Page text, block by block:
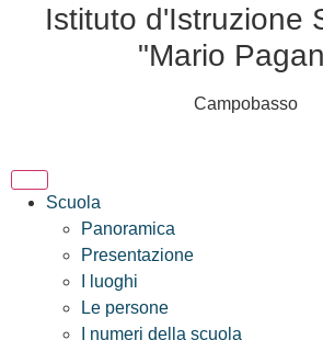
Istituto d'Istruzione
"Mario
Campobasso
Scuola
Panoramica
Presentazione
I luoghi
Le persone
I numeri della scuola